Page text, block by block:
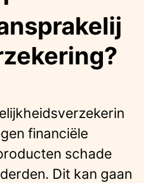
financiële
schade
Dit kan gaan